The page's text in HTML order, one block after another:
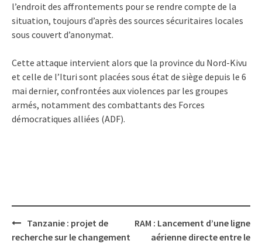
l’endroit des affrontements pour se rendre compte de la
situation, toujours d’après des sources sécuritaires locales
sous couvert d’anonymat.
Cette attaque intervient alors que la province du Nord-Kivu
et celle de l’Ituri sont placées sous état de siège depuis le 6
mai dernier, confrontées aux violences par les groupes
armés, notamment des combattants des Forces
démocratiques alliées (ADF).
Post
navigation
Tanzanie : projet de
recherche sur le changement
RAM : Lancement d’une ligne
aérienne directe entre le